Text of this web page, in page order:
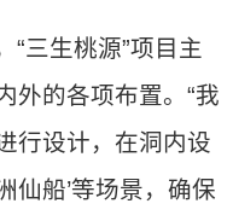
“三生桃源”项目主
外的各项布置。“我
行设计，在洞内设
仙船’等场景，确保